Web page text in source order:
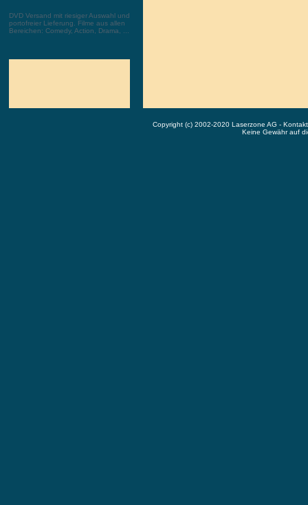
DVD Versand mit riesiger Auswahl und
portofreier Lieferung. Filme aus allen
Bereichen: Comedy, Action, Drama, ...
Copyright (c) 2002-2020 Laserzone AG -
Keine Gewähr auf